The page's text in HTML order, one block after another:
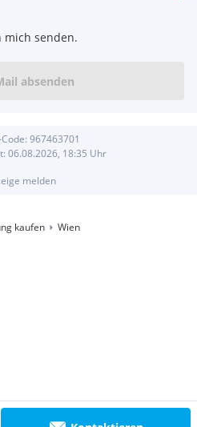
mich senden.
absenden
967463701
06.08.2026, 18:35 Uhr
melden
kaufen
Wien